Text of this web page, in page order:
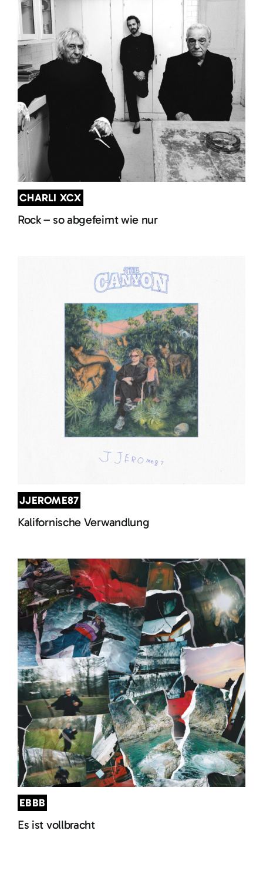
CHARLI XCX
Rock – so abgefeimt wie nur
JJEROME87
Kalifornische Verwandlung
EBBB
Es ist vollbracht